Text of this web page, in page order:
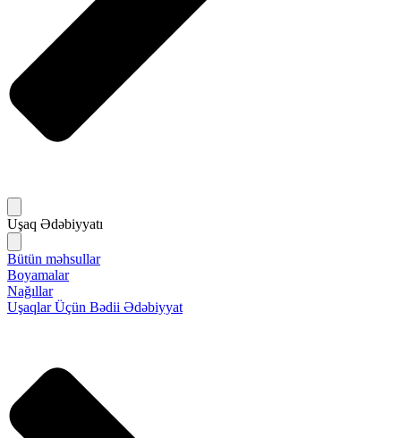
Uşaq Ədəbiyyatı
Bütün məhsullar
Boyamalar
Nağıllar
Uşaqlar Üçün Bədii Ədəbiyyat